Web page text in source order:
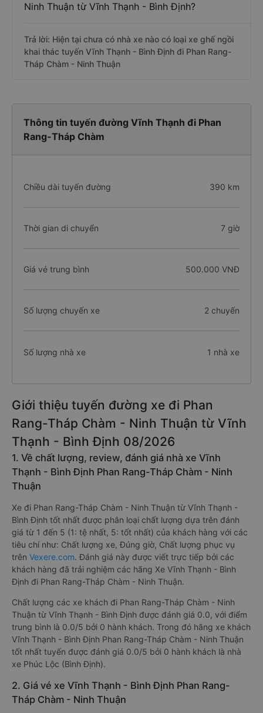
Ninh Thuận từ Vĩnh Thạnh - Bình Định?
Trả lời: Hiện tại chưa có nhà xe nào có loại xe ghế ngồi
khai thác tuyến Vĩnh Thạnh - Bình Định đi Phan Rang-
Tháp Chàm - Ninh Thuận
Thông tin tuyến đường Vĩnh Thạnh đi Phan
Rang-Tháp Chàm
Chiều dài tuyến đường 390 km
Thời gian di chuyển 7 giờ
Giá vé trung bình 500.000 VNĐ
Số lượng chuyến xe 2 chuyến
Số lượng nhà xe 1 nhà xe
Giới thiệu tuyến đường xe đi Phan
Rang-Tháp Chàm - Ninh Thuận từ Vĩnh
Thạnh - Bình Định 08/2026
1. Về chất lượng, review, đánh giá nhà xe Vĩnh
Thạnh - Bình Định Phan Rang-Tháp Chàm - Ninh
Thuận
Xe đi Phan Rang-Tháp Chàm - Ninh Thuận từ Vĩnh Thạnh -
Bình Định tốt nhất được phân loại chất lượng dựa trên đánh
giá từ 1 đến 5 (1: tệ nhất, 5: tốt nhất) của khách hàng với các
tiêu chí như: Chất lượng xe, Đúng giờ, Chất lượng phục vụ
trên Vexere.com. Đánh giá này được viết trực tiếp bởi các
khách hàng đã trải nghiệm các hãng Xe Vĩnh Thạnh - Bình
Định đi Phan Rang-Tháp Chàm - Ninh Thuận.
Chất lượng các xe khách đi Phan Rang-Tháp Chàm - Ninh
Thuận từ Vĩnh Thạnh - Bình Định được đánh giá 0.0, với điểm
trung bình là 0.0/5 bởi 0 hành khách. Trong đó hãng xe khách
Vĩnh Thạnh - Bình Định Phan Rang-Tháp Chàm - Ninh Thuận
tốt nhất tuyến được đánh giá 0.0/5 bởi 0 hành khách là nhà
xe Phúc Lộc (Bình Định).
2. Giá vé xe Vĩnh Thạnh - Bình Định Phan Rang-
Tháp Chàm - Ninh Thuận